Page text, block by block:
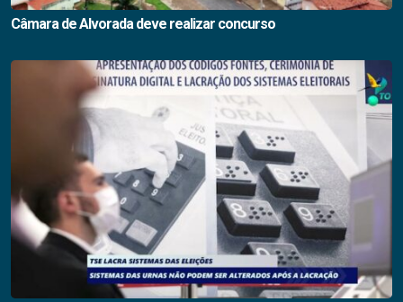
Câmara de Alvorada deve realizar concurso